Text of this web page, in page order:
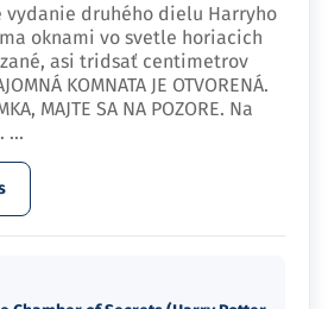
vydanie druhého dielu Harryho
oknami vo svetle horiacich
asi tridsať centimetrov
KOMNATA JE OTVORENÁ.
MAJTE SA NA POZORE. Na
...